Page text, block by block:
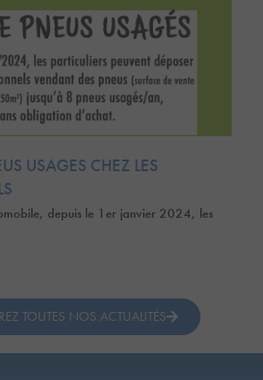
USAGES CHEZ LES
depuis le 1er janvier 2024, les
TOUTES NOS ACTUALITÉS